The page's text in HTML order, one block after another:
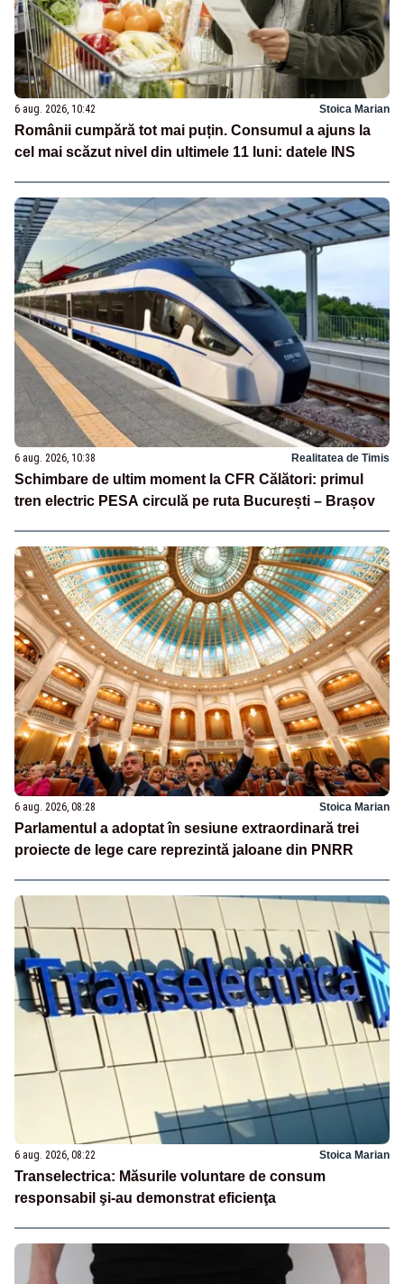
6 aug. 2026, 10:42 Stoica Marian
Românii cumpără tot mai puțin. Consumul a ajuns la
cel mai scăzut nivel din ultimele 11 luni: datele INS
6 aug. 2026, 10:38 Realitatea de Timis
Schimbare de ultim moment la CFR Călători: primul
tren electric PESA circulă pe ruta București – Brașov
6 aug. 2026, 08:28 Stoica Marian
Parlamentul a adoptat în sesiune extraordinară trei
proiecte de lege care reprezintă jaloane din PNRR
6 aug. 2026, 08:22 Stoica Marian
Transelectrica: Măsurile voluntare de consum
responsabil şi-au demonstrat eficienţa